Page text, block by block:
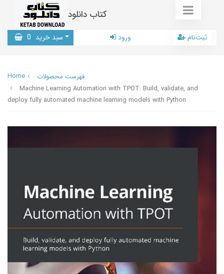
کتاب دانلود
سبد خرید 0 ورود ثبت‌نام
Home
فهرست محصولات
Machine Learning Automation with TPOT: Build, validate, and
deploy fully automated machine learning models with Python